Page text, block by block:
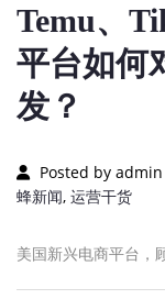
Temu、
平台如何
发？
Posted by admin
蜂新闻, 运营干货
美国新兴电商平台，